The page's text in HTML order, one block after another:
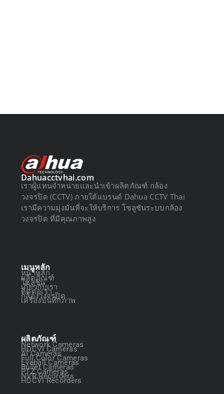
Dahuacctvhai.com
เราผู้แทนจำหน่ายและนำเข้าผลิตภัณฑ์ กล้อง
วงจรปิด (CCTV) ภายใต้แบรนด์ Dahua CCTV Thai
เรามีความมุ่งมั่นที่จะให้บริการ โซลูชันระบบกล้อง
วงจรปิด ที่มีคุณภาพสูง
เมนูหลัก
หน้าหลัก
ผลิตภัณฑ์
โซลูชัน
เกี่ยวกับเรา
ติดต่อเรา
กล้องวงจรปิด
เครื่องบันทึกภาพ
ผลิตภัณฑ์
Network Cameras
HDCVI Cameras
AI Cameras
Full Color Cameras
Eyeball Cameras
Bullet Cameras
PTZ Cameras
NVR Recorders
HDCVI Recorders